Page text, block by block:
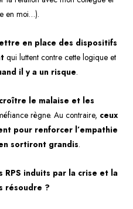
en moi…).
en place des dispositifs
qui luttent contre cette logique et
il y a un risque.
le malaise et les
règne. Au contraire, ceux
pour renforcer l’empathie
sortiront grandis.
RPS induits par la crise et la
résoudre ?